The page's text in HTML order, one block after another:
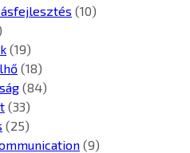
(10)
(19)
(18)
(84)
(33)
(25)
(9)